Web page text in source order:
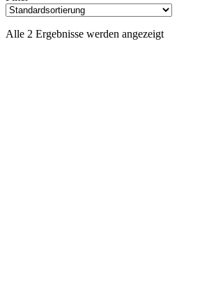
Alle 2 Ergebnisse werden angezeigt